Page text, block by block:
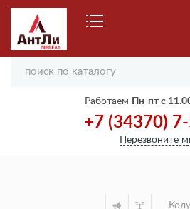
Работаем Пн-пт с
+7 (34370)
Перезвоните